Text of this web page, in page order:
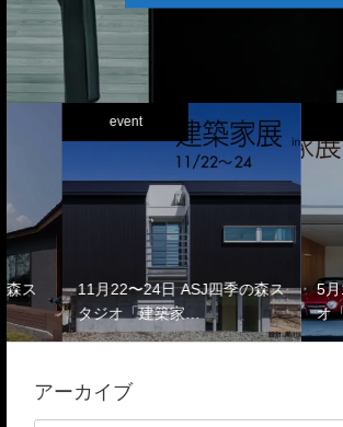
11月22〜24日 ASJ四季の森ス
タジオ「建築家…
5月1〜6
オ「建
アーカイブ